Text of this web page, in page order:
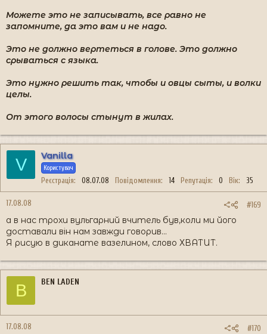
Можете это не записывать, все равно не
запомните, да это вам и не надо.
Это не должно вертеться в голове. Это должно
срываться с языка.
Это нужно решить так, чтобы и овцы сыты, и волки
целы.
От этого волосы стынут в жилах.
V Vanilla
Користувач
Реєстрація 08.07.08 Повідомлення 14 Репутація 0 Вік 35
17.08.08 #169
а в нас трохи вульгарний вчитель був,коли ми його
доставали він нам завжди говорив...
Я рисую в диканате вазелином, слово ХВАТИТ.
B BEN LADEN
17.08.08 #170